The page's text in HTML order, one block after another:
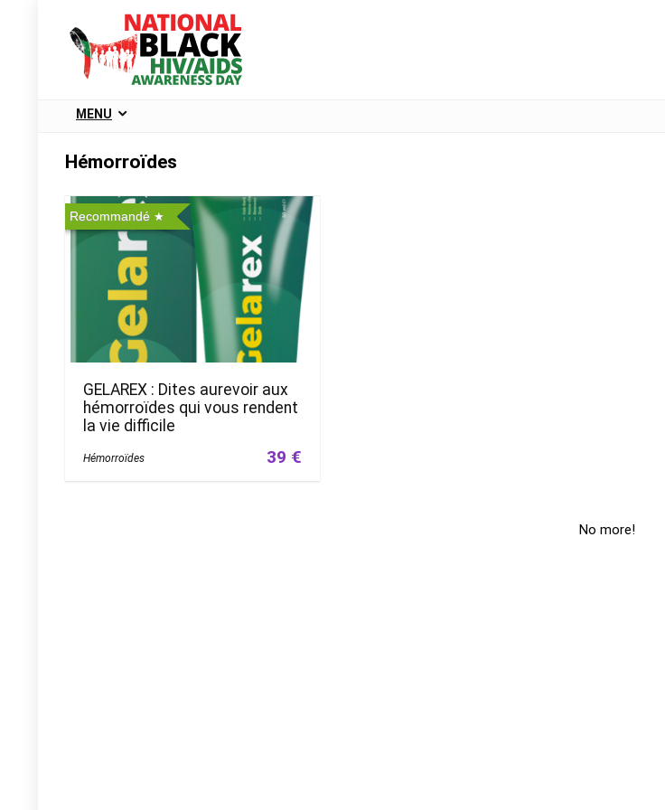
MENU
Hémorroïdes
Recommandé
GELAREX : Dites aurevoir aux
hémorroïdes qui vous rendent
la vie difficile
Hémorroïdes 39 €
No more!